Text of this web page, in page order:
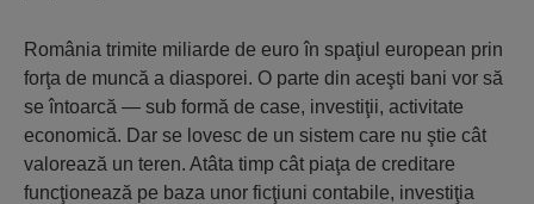
România trimite miliarde de euro în spaţiul european prin
forţa de muncă a diasporei. O parte din aceşti bani vor să
se întoarcă — sub formă de case, investiţii, activitate
economică. Dar se lovesc de un sistem care nu ştie cât
valorează un teren. Atâta timp cât piaţa de creditare
funcţionează pe baza unor ficţiuni contabile, investiţia